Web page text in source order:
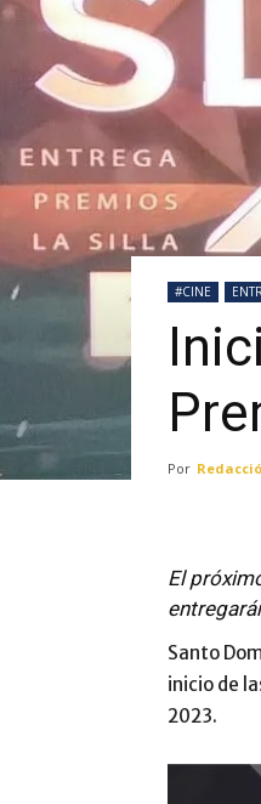
#CINE
Por
El
Santo
inicio de
2023.